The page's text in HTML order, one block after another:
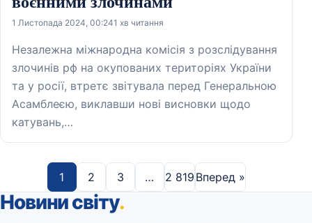
1 Листопада 2024, 00:241 хв читання
Незалежна міжнародна комісія з розслідування
злочинів рф на окупованих територіях України
та у росії, втретє звітувала перед Генеральною
Асамблеєю, виклавши нові висновки щодо
катувань,…
1 2 3 … 2 819 Вперед »
Новини світу.